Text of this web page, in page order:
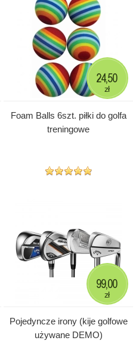
Foam Balls 6szt. piłki do golfa
treningowe
24,50
zł
Pojedyncze irony (kije golfowe
używane DEMO)
99,00
zł